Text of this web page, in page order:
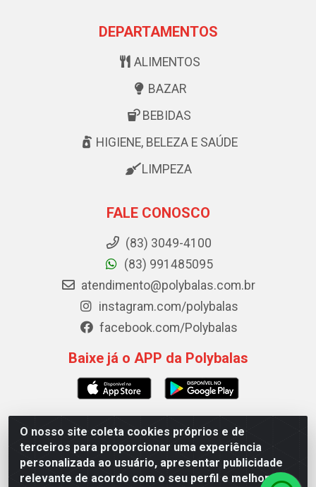
O nosso site coleta cookies próprios e de
terceiros para proporcionar uma experiência
personalizada ao usuário, apresentar publicidade
relevante de acordo com o seu perfil e melhorar a
DEPARTAMENTOS
ALIMENTOS
BAZAR
BEBIDAS
HIGIENE, BELEZA E SAÚDE
LIMPEZA
FALE CONOSCO
(83) 3049-4100
(83) 991485095
atendimento@polybalas.com.br
instagram.com/polybalas
facebook.com/Polybalas
Baixe já o APP da Polybalas
Polybalas - Rua João Miguel de Souza, 173 Galpão B -
Ernesto Geisel, João Pessoa/PB - CEP 58.075-075 - CNPJ
00.909.327/0002-61